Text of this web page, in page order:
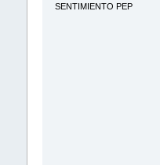
SENTIMIENTO PEP